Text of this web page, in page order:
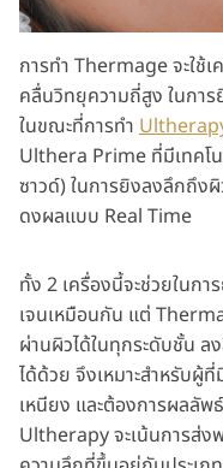
การทำ Thermage จะใช้
คลื่นวิทยุความถี่สูง ในกา
ในขณะที่การทำ
Ulthera Prime ที่มีเทคโ
ซาวด์) ในการยิงลงลึกถึง
ดงผลแบบ Real Time
ทั้ง 2 เครื่องนี้จะช่วยในกา
เจนเหมือนกัน แต่
ผ่านผิวได้ในทุกระดับชั้น
ได้ด้วย จึงเหมาะสำหรับผู้
เหนียง และต้องการผลลั
Ultherapy จะเน้นการส่ง